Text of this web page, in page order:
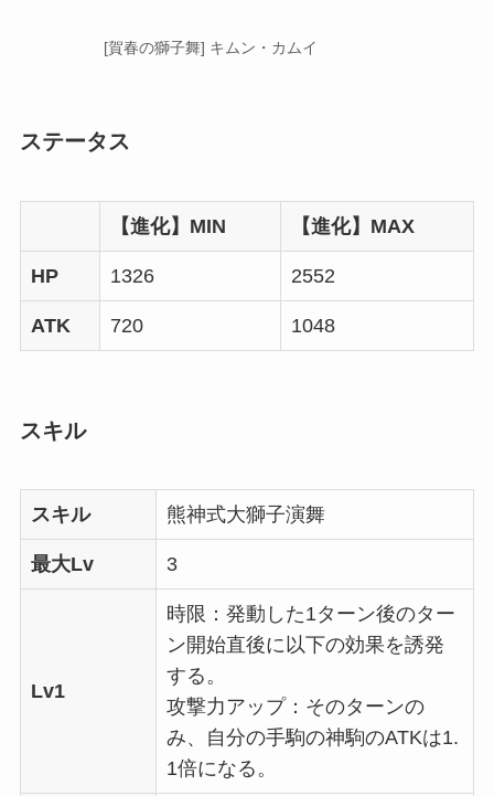
[賀春の獅子舞] キムン・カムイ
ステータス
【進化】MIN 【進化】MAX
HP 1326 2552
ATK 720 1048
スキル
スキル 熊神式大獅子演舞
最大Lv 3
Lv1
時限：発動した1ターン後のター
ン開始直後に以下の効果を誘発
する。
攻撃力アップ：そのターンの
み、自分の手駒の神駒のATKは1.
1倍になる。